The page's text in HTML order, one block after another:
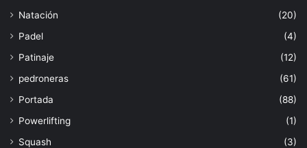
Natación
(20)
Padel
(4)
Patinaje
(12)
pedroneras
(61)
Portada
(88)
Powerlifting
(1)
Squash
(3)